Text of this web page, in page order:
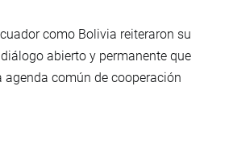
como Bolivia reiteraron su
abierto y permanente que
agenda común de cooperación